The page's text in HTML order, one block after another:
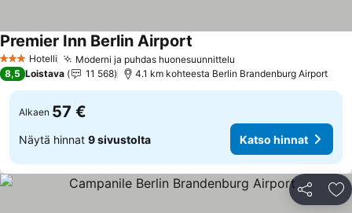
3 Tähtiluokitus
Hotelli Moderni ja puhdas huonesuunnittelu
Premier Inn Berlin Airport
8,5 Loistava 11 568 4.1 km kohteesta Berlin Brandenburg Airport
Alkaen 57 €
Näytä hinnat 9 sivustolta Katso hinnat
Jaa